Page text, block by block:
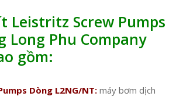
Leistritz Screw Pumps
Long Phu Company
gồm:
Dòng L2NG/NT: máy bơm dịch